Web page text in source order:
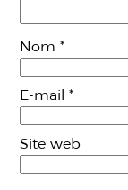
Nom*
E-mail*
Site web